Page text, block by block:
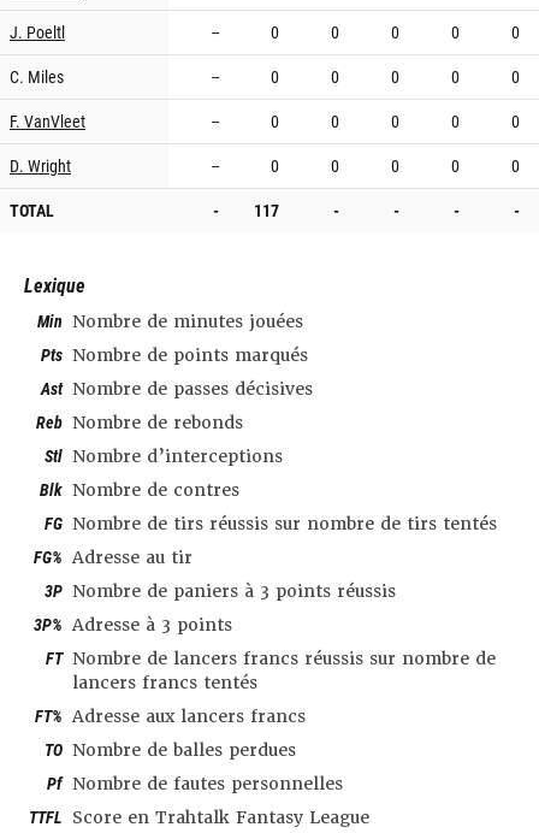
J. Poeltl
-- 0 0 0 0
0
C. Miles
-- 0 0 0 0
0
F. VanVleet
-- 0 0 0 0
0
D. Wright
-- 0 0 0 0
0
TOTAL
- 117 - - - -
Lexique
Min Nombre de minutes jouées
Pts Nombre de points marqués
Ast Nombre de passes décisives
Reb Nombre de rebonds
Stl Nombre d’interceptions
Blk Nombre de contres
FG Nombre de tirs réussis sur nombre de tirs tentés
FG% Adresse au tir
3P Nombre de paniers à 3 points réussis
3P% Adresse à 3 points
FT Nombre de lancers francs réussis sur nombre de
lancers francs tentés
FT% Adresse aux lancers francs
TO Nombre de balles perdues
Pf Nombre de fautes personnelles
TTFL Score en Trahtalk Fantasy League